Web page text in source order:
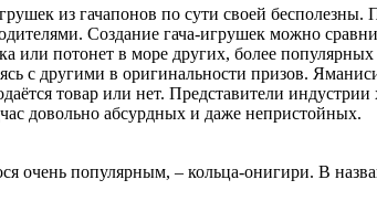
из гачапонов по сути своей
Создание гача-игрушек можно
или потонет в море других, более
с другими в оригинальности призов.
товар или нет. Представители
довольно абсурдных и даже непристойных.
очень популярным, – кольца-онигири. В